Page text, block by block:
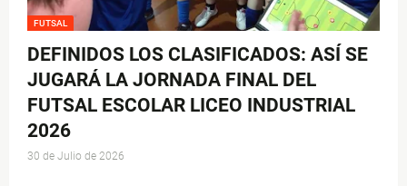
FUTSAL
DEFINIDOS LOS CLASIFICADOS: ASÍ SE
JUGARÁ LA JORNADA FINAL DEL
FUTSAL ESCOLAR LICEO INDUSTRIAL
2026
30 de Julio de 2026